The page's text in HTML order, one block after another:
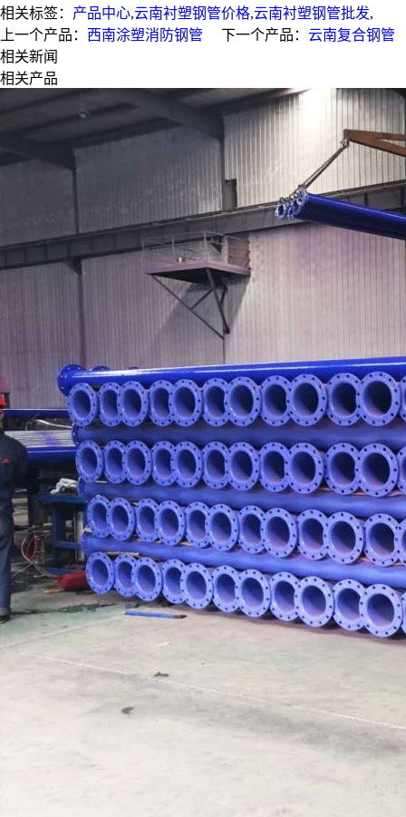
相关标签： 产品中心,云南衬塑钢管价格,云南衬塑钢管批发,
上一个产品： 西南涂塑消防钢管 下一个产品： 云南复合钢管
相关新闻
相关产品